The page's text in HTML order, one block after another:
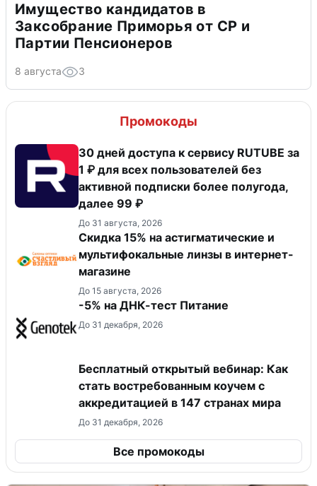
Имущество кандидатов в
Заксобрание Приморья от СР и
Партии Пенсионеров
8 августа 3
Промокоды
30 дней доступа к сервису RUTUBE за
1 ₽ для всех пользователей без
активной подписки более полугода,
далее 99 ₽
До 31 августа, 2026
Скидка 15% на астигматические и
мультифокальные линзы в интернет-
магазине
До 15 августа, 2026
-5% на ДНК-тест Питание
До 31 декабря, 2026
Бесплатный открытый вебинар: Как
стать востребованным коучем с
аккредитацией в 147 странах мира
До 31 декабря, 2026
Все промокоды